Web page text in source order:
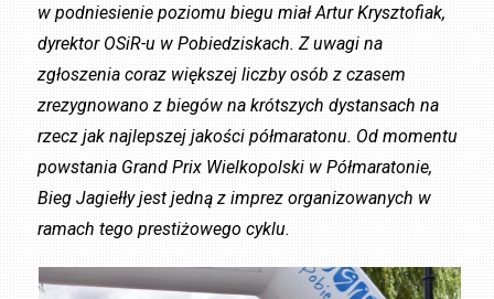
w podniesienie poziomu biegu miał Artur Krysztofiak,
dyrektor OSiR-u w Pobiedziskach. Z uwagi na
zgłoszenia coraz większej liczby osób z czasem
zrezygnowano z biegów na krótszych dystansach na
rzecz jak najlepszej jakości półmaratonu. Od momentu
powstania Grand Prix Wielkopolski w Półmaratonie,
Bieg Jagiełły jest jedną z imprez organizowanych w
ramach tego prestiżowego cyklu.